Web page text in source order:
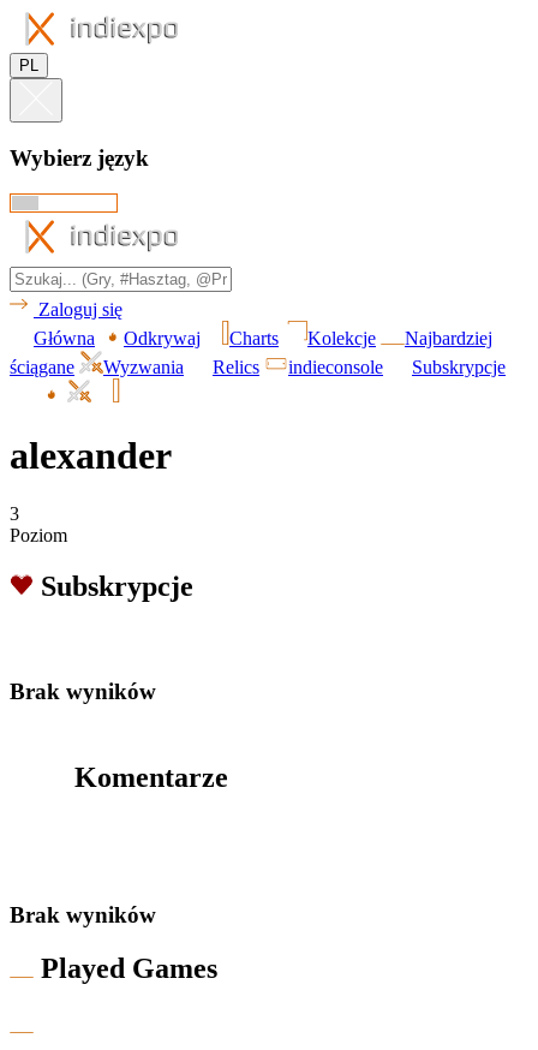
PL
Wybierz język
Zaloguj się
Główna
Odkrywaj Charts Kolekcje
Najbardziej
ściągane
Wyzwania Relics indieconsole Subskrypcje
alexander
3
Poziom
Subskrypcje
Brak wyników
Komentarze
Brak wyników
Played Games